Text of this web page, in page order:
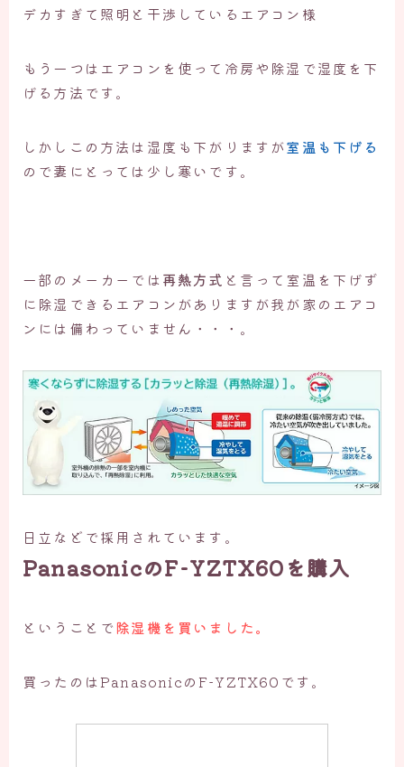
デカすぎて照明と干渉しているエアコン様
もう一つはエアコンを使って冷房や除湿で湿度を下
げる方法です。
しかしこの方法は湿度も下がりますが室温も下げる
ので妻にとっては少し寒いです。
一部のメーカーでは再熱方式 と言って室温を下げず
に除湿できるエアコンがありますが我が家のエアコ
ンには備わっていません・・・。
日立などで採用されています。
PanasonicのF-YZTX60を購入
ということで除湿機を買いました。
買ったのはPanasonicのF-YZTX60です。